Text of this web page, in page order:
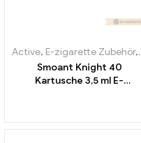
Active, E-zigarette Zubehör,
Smoant Knight 40
Kartusche 3,5 ml E-